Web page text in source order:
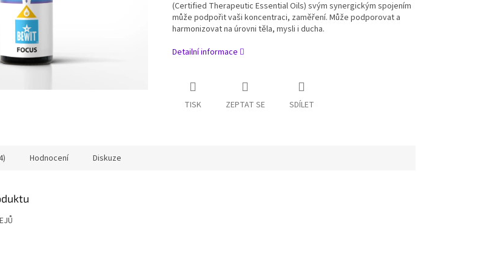
(Certified Therapeutic Essential Oils) svým synergickým spojením
může podpořit vaši koncentraci, zaměření. Může podporovat a
harmonizovat na úrovni těla, mysli i ducha.
Detailní informace
TISK ZEPTAT SE SDÍLET
Hodnocení Diskuze